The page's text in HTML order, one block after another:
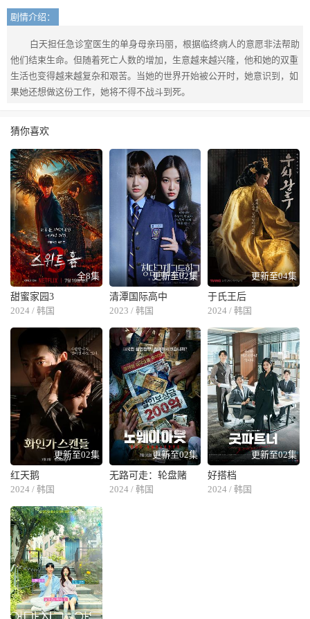
剧情介绍：
白天担任急诊室医生的单身母亲玛丽，根据临终病人的意愿非法帮助
他们结束生命。但随着死亡人数的增加，生意越来越兴隆，他和她的双重
生活也变得越来越复杂和艰苦。当她的世界开始被公开时，她意识到，如
果她还想做这份工作，她将不得不战斗到死。
猜你喜欢
全8集
甜蜜家园3
2024 / 韩国
更新至02集
清潭国际高中
2023 / 韩国
更新至04集
于氏王后
2024 / 韩国
更新至02集
红天鹅
2024 / 韩国
更新至02集
无路可走：轮盘赌
2024 / 韩国
更新至02集
好搭档
2024 / 韩国